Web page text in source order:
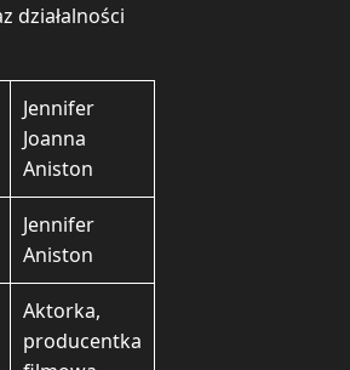
działalności
Jennifer
Joanna
Aniston
Jennifer
Aniston
Aktorka,
producentka